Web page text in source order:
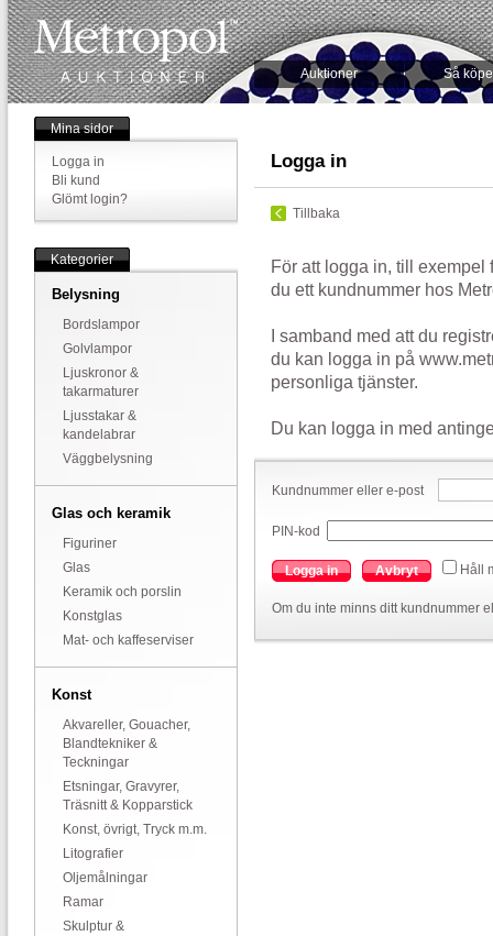
Auktioner Så
Mina sidor
Logga in
Bli kund
Glömt login?
Kategorier
Belysning
Bordslampor
Golvlampor
Ljuskronor &
takarmaturer
Ljusstakar &
kandelabrar
Väggbelysning
Glas och keramik
Figuriner
Glas
Keramik och porslin
Konstglas
Mat- och kaffeserviser
Konst
Akvareller, Gouacher,
Blandtekniker &
Teckningar
Etsningar, Gravyrer,
Träsnitt & Kopparstick
Konst, övrigt, Tryck m.m.
Litografier
Oljemålningar
Ramar
Skulptur &
Logga in
Tillbaka
För att logga in, till exempel
du ett kundnummer hos
I samband med att du
du kan logga in på
personliga tjänster.
Du kan logga in med
Kundnummer eller e-post
PIN-kod
Logga in Avbryt Håll
Om du inte minns ditt kundnummer